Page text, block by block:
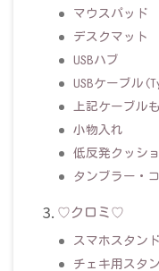
マウスパッド
デスクマット
USBハブ
USBケーブル
上記ケーブル
小物入れ
低反発クッシ
タンブラー・
♡クロミ♡
スマホスタンド
チェキ用スタ